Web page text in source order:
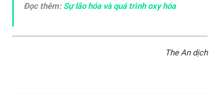
Đọc thêm: Sự lão hóa và quá trình oxy hóa
The An dịch